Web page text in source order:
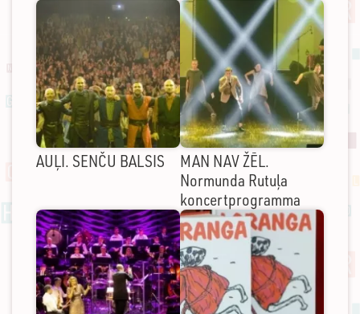
AUĻI. SENČU BALSIS
MAN NAV ŽĒL.
Normunda Rutuļa
koncertprogramma